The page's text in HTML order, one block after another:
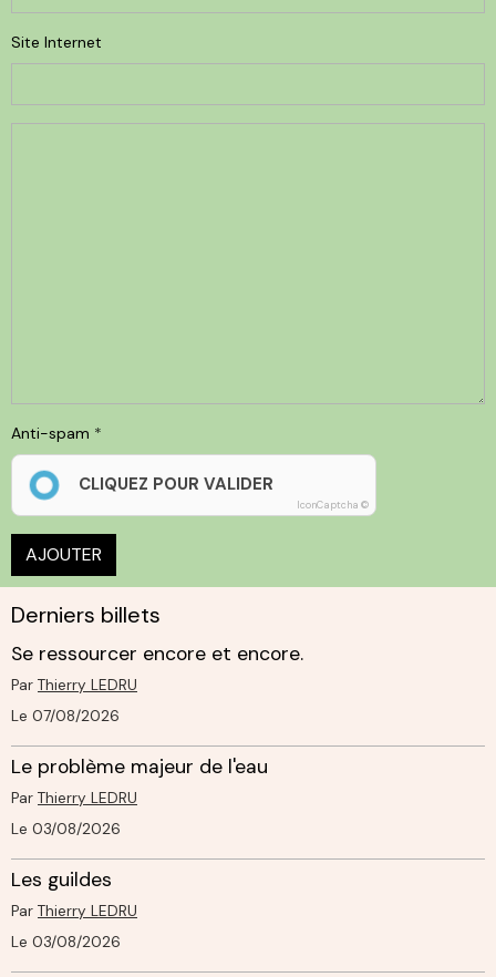
Site Internet
Anti-spam
CLIQUEZ POUR VALIDER
IconCaptcha ©
AJOUTER
Derniers billets
Se ressourcer encore et encore.
Par Thierry LEDRU
Le 07/08/2026
Le problème majeur de l'eau
Par Thierry LEDRU
Le 03/08/2026
Les guildes
Par Thierry LEDRU
Le 03/08/2026